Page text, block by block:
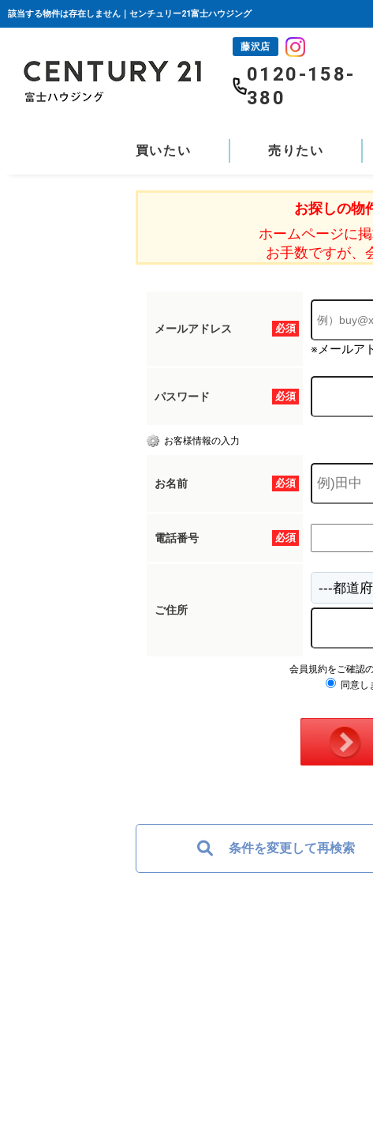
該当する物件は存在しません｜センチュリー21富士ハウジング
藤沢店
0120-158-
380
買いたい 売りたい
お探しの物
ホームページに
お手数ですが、
必須
メールアドレス
※メールア
必須
パスワード
お客様情報の入力
必須
お名前
必須
電話番号
ご住所
会員規約をご確認
同意し
条件を変更して再検索